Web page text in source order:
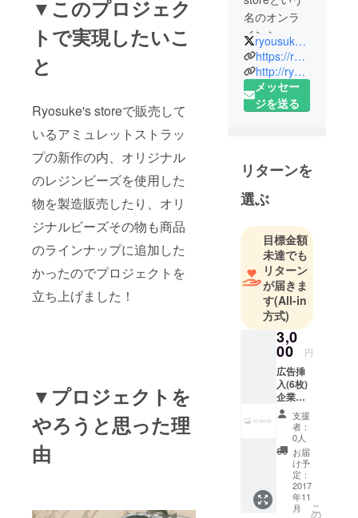
▼このプロジェク
トで実現したいこ
と
Ryosuke's storeで販売して
いるアミュレットストラッ
プの新作の内、オリジナル
のレジンビーズを使用した
物を製造販売したり、オリ
ジナルビーズその物も商品
のラインナップに追加した
かったのでプロジェクトを
立ち上げました！
▼プロジェクトを
やろうと思った理
由
名のオンラ
インショッ
プでアクセ
サリーやス
トラップ等
を売ってい
販売したい
のでよろし
くお願いし
ます。
オンライン
ショップは
勿論のこ
と、徳島
びっくり日
曜市やフジ
グラン北島
店のハンド
メイドマー
ケットにも
出店してお
ryousuke_199090
https://ryosukesstore.booth.pm
http://ryousukekobo.blog.fc2.com
メッセー
ジを送る
リターンを
選ぶ
目標金額
未達でも
リターン
が届きま
す(All-in
方式)
3,0
00 円
広告挿
入(6枚)
企業さ
んや店
舗経営
者さん
向きの
リター
ンで
す。 も
し利用
される
支援
者：
0人
お届
け予
定：
2017
年11
月
こ
の